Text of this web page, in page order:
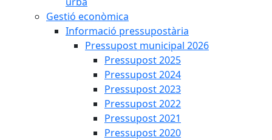
Gestió econòmica
Informació pressupostària
Pressupost municipal 2026
Pressupost 2025
Pressupost 2024
Pressupost 2023
Pressupost 2022
Pressupost 2021
Pressupost 2020